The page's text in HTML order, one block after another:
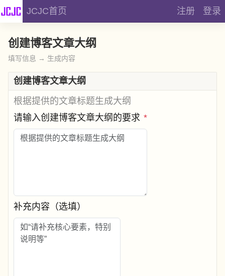
JCJC首页 注册 登录
创建博客文章大纲
填写信息 → 生成内容
创建博客文章大纲
根据提供的文章标题生成大纲
请输入创建博客文章大纲的要求 *
补充内容（选填）